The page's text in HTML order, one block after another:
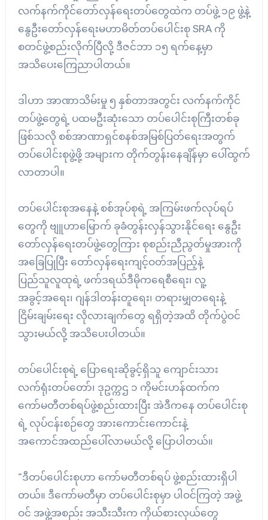
လက်နက်ကိုင်တော်လှန်‌ရေးတပ်တွေထဲက တပ်ဖွဲ့ ၁၉ ဖွဲ့နဲ့
နွေဦးတော်လှန်ရေးမဟာမိတ်တပ်ပေါင်းစု SRA ကို
စတင်ဖွဲ့စည်းလိုက်ပြီလို့ ဒီဇင်ဘာ ၁၅ ရက်နေ့မှာ
အသိပေးကြေညာပါတယ်။
ဒါဟာ အာဏာသိမ်းမှု ၅ နှစ်တာအတွင်း လက်နက်ကိုင်
တပ်ဖွဲ့တွေရဲ့ ပထမဦးဆုံးသော တပ်ပေါင်းစုကြီးတစ်ခု
ဖြစ်သလို စစ်အာဏာရှင်စနစ်အမြစ်ပြတ်ရေးအတွက်
တပ်ပေါင်းစုဖွဲ့ဖို့ အများက တိုက်တွန်းနေချိန်မှာ ပေါ်ထွက်
လာတာပါ။
တပ်ပေါင်းစုအနေနဲ့ စစ်အုပ်စုရဲ့ အကြမ်းဖက်လုပ်ရပ်
တွေကို ဗျူဟာမြောက် ခုခံတွန်းလှန်သွားနိုင်ရေး နွေဦး
တော်လှန်ရေးတပ်ဖွဲ့တွေကြား စုစည်းညီညွတ်မှုအားကို
အခြေပြုပြီး တော်လှန်ရေးကျင့်ဝတ်အပြည့်နဲ့
ပြည်သူလူထုရဲ့ ဖက်ဒရယ်ဒီမိုကရေစီရေး၊ လူ့
အခွင့်အရေး၊ ဂျန်ဒါတန်းတူရေး၊ တရားမျှတရေးနဲ့
ငြိမ်းချမ်းရေး လိုလားချက်တွေ ရရှိတဲ့အထိ တိုက်ပွဲဝင်
သွားမယ်လို့ အသိပေးပါတယ်။
တပ်ပေါင်းစုရဲ့ ပြောရေးဆိုခွင့်ရှိသူ ကျောင်းသား
လက်ရုံးတပ်တော်၊ ဒုဥက္ကဌ ၁ ကိုမင်းဟန်ထက်က
ကော်မတီတစ်ရပ်ဖွဲ့စည်းထားပြီး အဲဒီကနေ တပ်ပေါင်းစု
ရဲ့ လုပ်ငန်းစဉ်တွေ အားကောင်းကောင်းနဲ့
အကောင်အထည်ပေါ်လာမယ်လို့ ပြောပါတယ်။
“ဒီတပ်ပေါင်းစုဟာ ကော်မတီတစ်ရပ် ဖွဲ့စည်းထားရှိပါ
တယ်။ ဒီကော်မတီမှာ တပ်ပေါင်းစုမှာ ပါဝင်ကြတဲ့ အဖွဲ့
ဝင် အဖွဲ့အစည်း အသီးသီးက ကိုယ်စားလှယ်တွေ